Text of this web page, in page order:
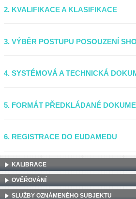
2. KVALIFIKACE A KLASIFIKACE
3. VÝBĚR POSTUPU POSOUZENÍ
4. SYSTÉMOVÁ A TECHNICKÁ
5. FORMÁT PŘEDKLÁDANÉ
6. REGISTRACE DO EUDAMEDU
KALIBRACE
OVĚŘOVÁNÍ
SLUŽBY OZNÁMENÉHO SUBJEKTU